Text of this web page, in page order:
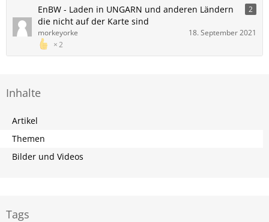
EnBW - Laden in UNGARN und anderen Ländern
die nicht auf der Karte sind
2
2
morkeyorke 18. September 2021
Inhalte
Artikel
Themen
Bilder und Videos
Tags